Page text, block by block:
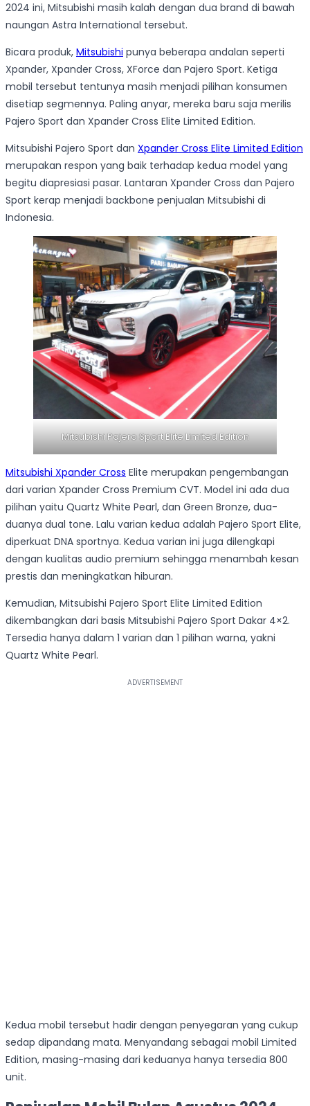
2024 ini, Mitsubishi masih kalah dengan dua brand di bawah
naungan Astra International tersebut.
Bicara produk, Mitsubishi punya beberapa andalan seperti
Xpander, Xpander Cross, XForce dan Pajero Sport. Ketiga
mobil tersebut tentunya masih menjadi pilihan konsumen
disetiap segmennya. Paling anyar, mereka baru saja merilis
Pajero Sport dan Xpander Cross Elite Limited Edition.
Mitsubishi Pajero Sport dan Xpander Cross Elite Limited Edition
merupakan respon yang baik terhadap kedua model yang
begitu diapresiasi pasar. Lantaran Xpander Cross dan Pajero
Sport kerap menjadi backbone penjualan Mitsubishi di
Indonesia.
Mitsubishi Pajero Sport Elite Limited Edition
Mitsubishi Xpander Cross Elite merupakan pengembangan
dari varian Xpander Cross Premium CVT. Model ini ada dua
pilihan yaitu Quartz White Pearl, dan Green Bronze, dua-
duanya dual tone. Lalu varian kedua adalah Pajero Sport Elite,
diperkuat DNA sportnya. Kedua varian ini juga dilengkapi
dengan kualitas audio premium sehingga menambah kesan
prestis dan meningkatkan hiburan.
Kemudian, Mitsubishi Pajero Sport Elite Limited Edition
dikembangkan dari basis Mitsubishi Pajero Sport Dakar 4×2.
Tersedia hanya dalam 1 varian dan 1 pilihan warna, yakni
Quartz White Pearl.
Kedua mobil tersebut hadir dengan penyegaran yang cukup
sedap dipandang mata. Menyandang sebagai mobil Limited
Edition, masing-masing dari keduanya hanya tersedia 800
unit.